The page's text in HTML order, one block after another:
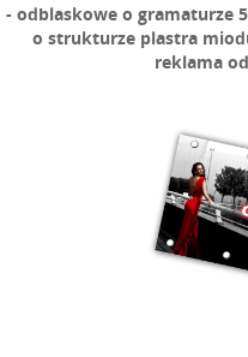
- odblaskowe o gramaturze
o strukturze plastra
reklama